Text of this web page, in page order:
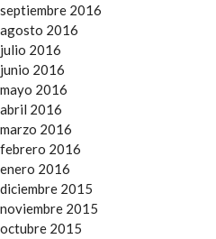
septiembre 2016
agosto 2016
julio 2016
junio 2016
mayo 2016
abril 2016
marzo 2016
febrero 2016
enero 2016
diciembre 2015
noviembre 2015
octubre 2015